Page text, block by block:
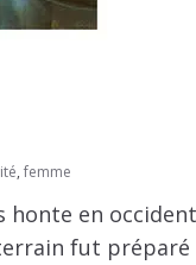
, femme
en
fut